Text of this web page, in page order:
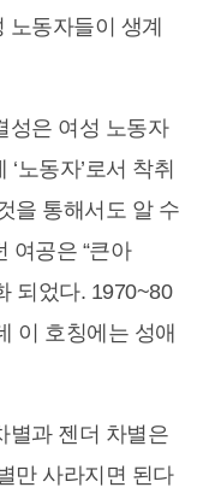
동자들이 생계
성은 여성 노동자
노동자’로서 착취
을 통해서도 알 수
여공은 “큰아
되었다. 1970~80
이 호칭에는 성애
별과 젠더 차별은
만 사라지면 된다